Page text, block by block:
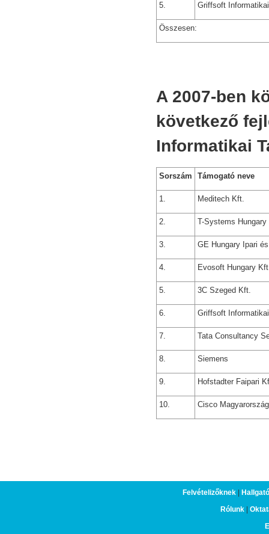
5. Griffsoft
Összesen:
A 2007-ben
következő
Informatikai
Sorszám Támogató neve
1. Meditech Kft.
2. T-Systems
3. GE Hungary Ipari
4. Evosoft Hungary
5. 3C Szeged Kft.
6. Griffsoft
7. Tata Consultancy
8. Siemens
9. Hofstadter Faipari
10. Cisco
Felvételizőknek|
Rólunk|